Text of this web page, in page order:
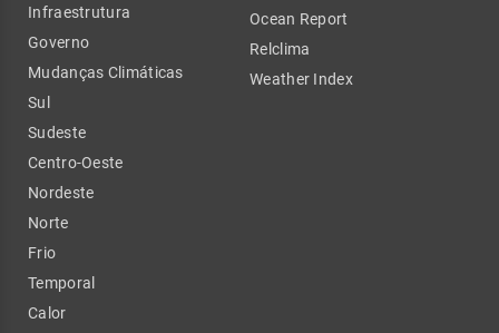
Infraestrutura
Governo
Mudanças Climáticas
Sul
Sudeste
Centro-Oeste
Nordeste
Norte
Frio
Temporal
Calor
Ocean Report
Relclima
Weather Index